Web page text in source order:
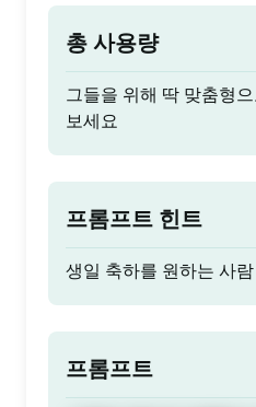
총 사용량
그들을 위해 딱 맞춤형
보세요
프롬프트 힌트
생일 축하를 원하는 사
프롬프트